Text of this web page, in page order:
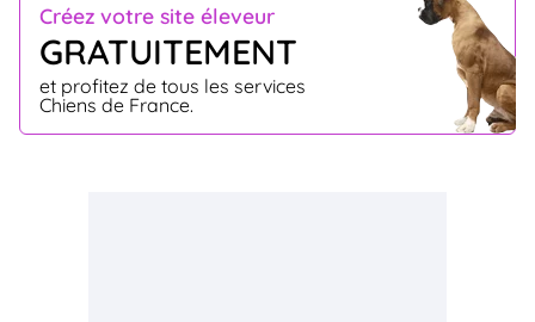
Créez votre site éleveur
GRATUITEMENT
et profitez de tous les services
Chiens de France.